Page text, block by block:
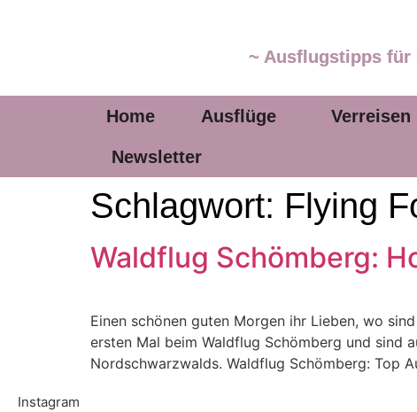
~ Ausflugstipps für
Home Ausflüge Verreisen
Newsletter
Schlagwort: Flying
Waldflug Schömberg:
Einen schönen guten Morgen ihr Lieben, wo
ersten Mal beim Waldflug Schömberg und sind
Nordschwarzwalds. Waldflug Schömberg: Top
Instagram